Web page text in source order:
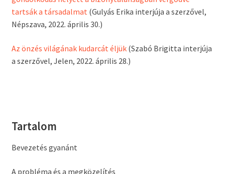
tartsák a társadalmat(Gulyás Erika interjúja a szerzővel,
Népszava, 2022. április 30.)
Az önzés világának kudarcát éljük(Szabó Brigitta interjúja
a szerzővel, Jelen, 2022. április 28.)
Tartalom
Bevezetés gyanánt
A probléma és a megközelítés